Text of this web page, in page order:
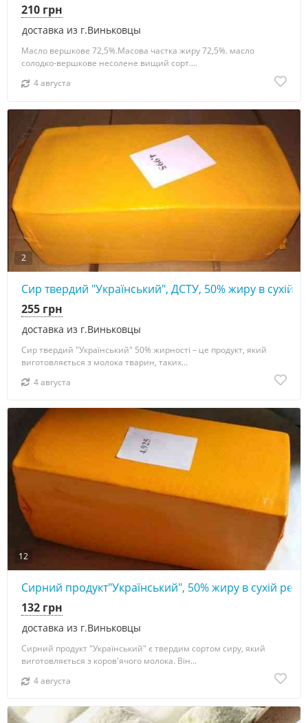
доставка из г.Виньковцы
210 грн
Масло вершкове 72,5%.Масова частка жиру 72,5%. масло
солодко-вершкове несолене вищий сорт....
4 августа
2
Сир твердий "Український", ДСТУ, 50% жиру в сухій
доставка из г.Виньковцы
255 грн
Сир твердий "Український" 50% жирності – це продукт, який
виготовляється з молока тварин, таких...
4 августа
12
Сирний продукт"Український", 50% жиру в сухій
доставка из г.Виньковцы
132 грн
Сирний продукт "Український" є твердим сортом сиру, який
виготовляється з коров'ячого молока. Він...
4 августа